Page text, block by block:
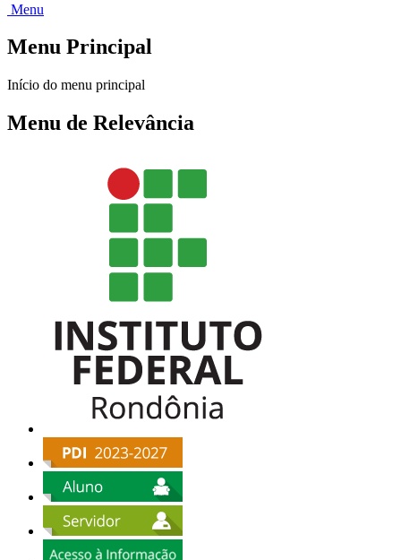
Menu
Menu Principal
Início do menu principal
Menu de Relevância